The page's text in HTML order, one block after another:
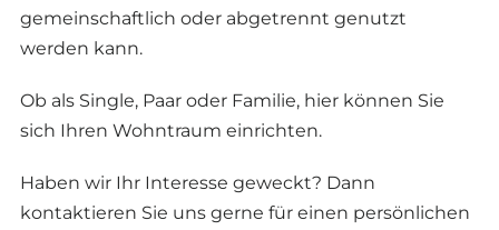
gemeinschaftlich oder abgetrennt genutzt
werden kann.
Ob als Single, Paar oder Familie, hier können Sie
sich Ihren Wohntraum einrichten.
Haben wir Ihr Interesse geweckt? Dann
kontaktieren Sie uns gerne für einen persönlichen